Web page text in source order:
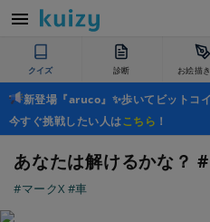
クイズ 診断 お絵描
新登場『aruco』✨歩いてビットコ
今すぐ挑戦したい人はこちら ！
あなたは解けるかな？
#マークX #車